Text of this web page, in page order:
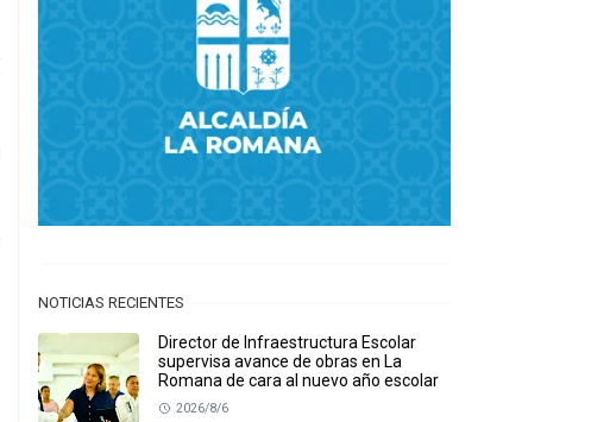
NOTICIAS RECIENTES
Director de Infraestructura Escolar
supervisa avance de obras en La
Romana de cara al nuevo año escolar
2026/8/6